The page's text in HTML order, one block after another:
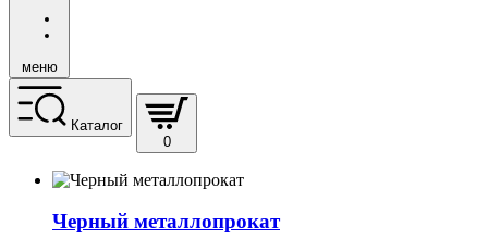
меню
Каталог
0
Черный металлопрокат